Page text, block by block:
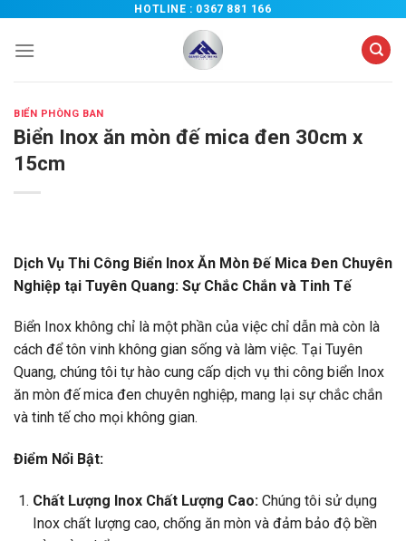
nội
HOTLINE : 0367 881 166
BIỂN PHÒNG BAN
Biển Inox ăn mòn đế mica đen 30cm x
15cm
Dịch Vụ Thi Công Biển Inox Ăn Mòn Đế Mica Đen Chuyên
Nghiệp tại Tuyên Quang: Sự Chắc Chắn và Tinh Tế
Biển Inox không chỉ là một phần của việc chỉ dẫn mà còn là
cách để tôn vinh không gian sống và làm việc. Tại Tuyên
Quang, chúng tôi tự hào cung cấp dịch vụ thi công biển Inox
ăn mòn đế mica đen chuyên nghiệp, mang lại sự chắc chắn
và tinh tế cho mọi không gian.
Điểm Nổi Bật:
Chất Lượng Inox Chất Lượng Cao:Chúng tôi sử dụng
Inox chất lượng cao, chống ăn mòn và đảm bảo độ bền